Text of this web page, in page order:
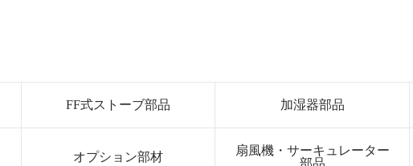
FF式ストーブ部品 加湿器部品
オプション部材
扇風機・サーキュレーター